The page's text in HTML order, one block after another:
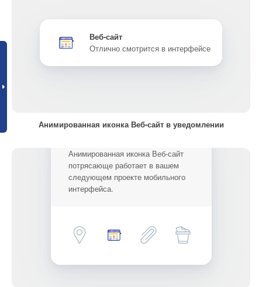
Веб-сайт
Отлично смотрится в интерфейсе
Анимированная иконка Веб-сайт в уведомлении
Анимированная иконка Веб-сайт
потрясающе работает в вашем
следующем проекте мобильного
интерфейса.